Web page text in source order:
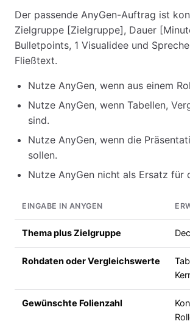
Der passende AnyGen-Auftrag ist
Zielgruppe [Zielgruppe], Dauer
Bulletpoints, 1 Visualidee und
Fließtext.
Nutze AnyGen, wenn aus einem
Nutze AnyGen, wenn Tabellen,
sind.
Nutze AnyGen, wenn die
sollen.
Nutze AnyGen nicht als Ersatz für
EINGABE IN ANYGEN
Thema plus Zielgruppe
Rohdaten oder Vergleichswerte
Gewünschte Folienzahl